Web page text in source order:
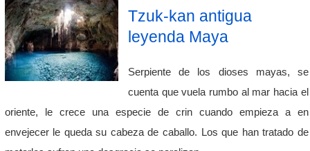
Tzuk-kan antigua
leyenda Maya
Serpiente de los dioses mayas, se
cuenta que vuela rumbo al mar hacia el
oriente, le crece una especie de crin cuando empieza a en
envejecer le queda su cabeza de caballo. Los que han tratado de